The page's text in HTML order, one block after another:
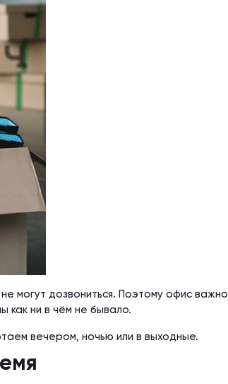
могут дозвониться. Поэтому офис важно
как ни в чём не бывало.
вечером, ночью или в выходные.